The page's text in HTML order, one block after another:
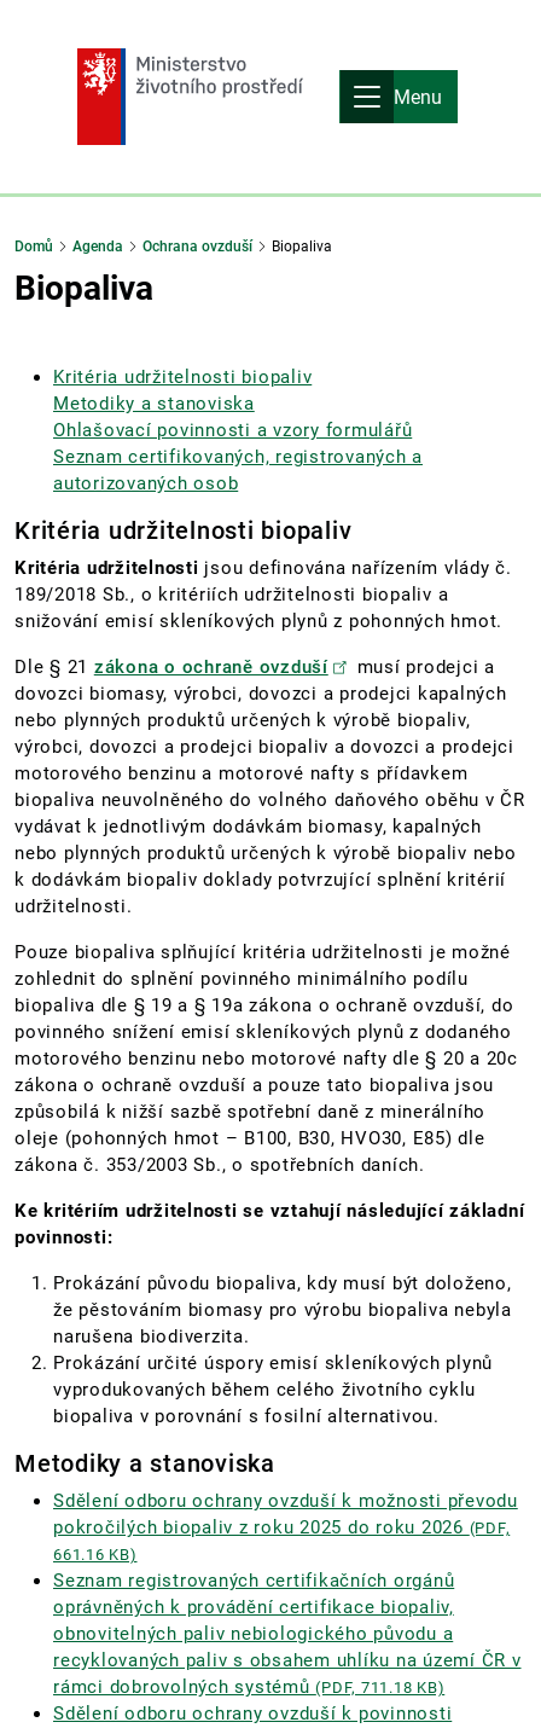
Menu
Domů Agenda Ochrana ovzduší Biopaliva
Biopaliva
Kritéria udržitelnosti biopaliv
Metodiky a stanoviska
Ohlašovací povinnosti a vzory formulářů
Seznam certifikovaných, registrovaných a
autorizovaných osob
Kritéria udržitelnosti biopaliv
Kritéria udržitelnosti jsou definována nařízením vlády č.
189/2018 Sb., o kritériích udržitelnosti biopaliv a
snižování emisí skleníkových plynů z pohonných hmot.
Dle § 21 zákona o ochraně ovzduší
musí prodejci a
dovozci biomasy, výrobci, dovozci a prodejci kapalných
nebo plynných produktů určených k výrobě biopaliv,
výrobci, dovozci a prodejci biopaliv a dovozci a prodejci
motorového benzinu a motorové nafty s přídavkem
biopaliva neuvolněného do volného daňového oběhu v ČR
vydávat k jednotlivým dodávkám biomasy, kapalných
nebo plynných produktů určených k výrobě biopaliv nebo
k dodávkám biopaliv doklady potvrzující splnění kritérií
udržitelnosti.
Pouze biopaliva splňující kritéria udržitelnosti je možné
zohlednit do splnění povinného minimálního podílu
biopaliva dle § 19 a § 19a zákona o ochraně ovzduší, do
povinného snížení emisí skleníkových plynů z dodaného
motorového benzinu nebo motorové nafty dle § 20 a 20c
zákona o ochraně ovzduší a pouze tato biopaliva jsou
způsobilá k nižší sazbě spotřební daně z minerálního
oleje (pohonných hmot – B100, B30, HVO30, E85) dle
zákona č. 353/2003 Sb., o spotřebních daních.
Ke kritériím udržitelnosti se vztahují následující základní
povinnosti:
Prokázání původu biopaliva, kdy musí být doloženo,
že pěstováním biomasy pro výrobu biopaliva nebyla
narušena biodiverzita.
Prokázání určité úspory emisí skleníkových plynů
vyprodukovaných během celého životního cyklu
biopaliva v porovnání s fosilní alternativou.
Metodiky a stanoviska
Sdělení odboru ochrany ovzduší k možnosti převodu
pokročilých biopaliv z roku 2025 do roku 2026 (PDF,
661.16 KB)
Seznam registrovaných certifikačních orgánů
oprávněných k provádění certifikace biopaliv,
obnovitelných paliv nebiologického původu a
recyklovaných paliv s obsahem uhlíku na území ČR v
rámci dobrovolných systémů(PDF, 711.18 KB)
Sdělení odboru ochrany ovzduší k povinnosti